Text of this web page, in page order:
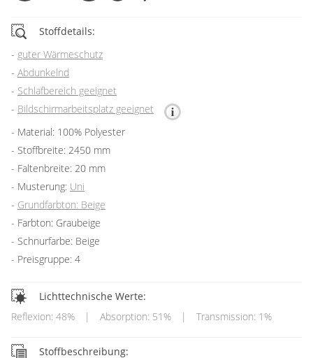
Stoffdetails:
guter Wärmeschutz
Abdunkelnd
Schlafbereich geeignet
Bildschirmarbeitsplatz geeignet
Material: 100% Polyester
Stoffbreite: 2450 mm
Faltenbreite: 20 mm
Musterung: Uni
Grundfarbton: Beige
Farbton: Graubeige
Schnurfarbe: Beige
Preisgruppe: 4
Lichttechnische Werte:
Reflexion: 48%
| Absorption: 51% | Transmission: 1%
Stoffbeschreibung: